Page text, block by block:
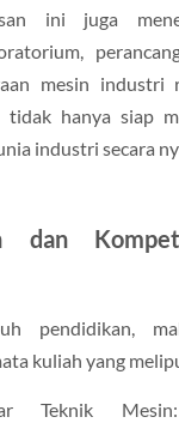
ini juga
mesin industri
tidak hanya siap
industri secara
dan
pendidikan,
kuliah yang
Teknik